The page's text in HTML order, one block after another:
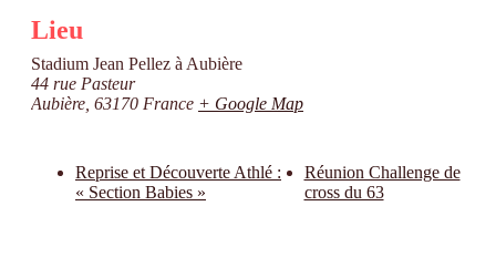
Lieu
Stadium Jean Pellez à Aubière
44 rue Pasteur
Aubière 63170 France + Google Map
Reprise et Découverte Athlé :
« Section Babies »
Réunion Challenge de
cross du 63